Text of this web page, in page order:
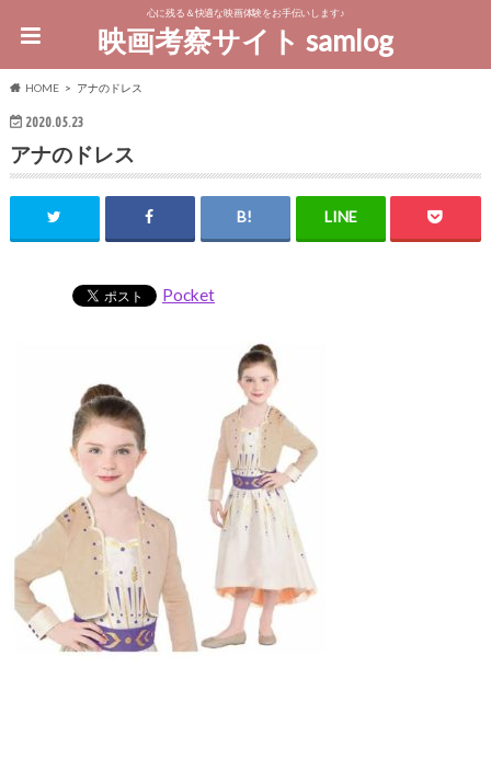
心に残る＆快適な映画体験をお手伝いします♪
映画考察サイト samlog
HOME アナのドレス
2020.05.23
アナのドレス
Pocket